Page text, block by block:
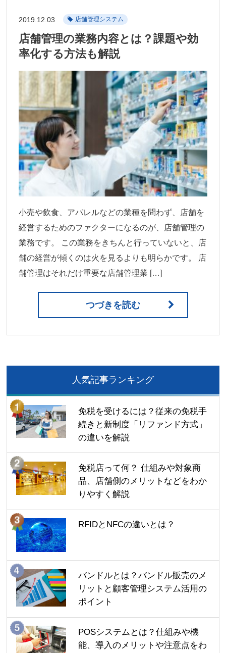
2019.12.03 店舗管理システム
店舗管理の業務内容とは？課題や効
率化する方法も解説
小売や飲食、アパレルなどの業種を問わず、店舗を
経営するためのファクターになるのが、店舗管理の
業務です。 この業務をきちんと行っていないと、店
舗の経営が傾くのは火を見るよりも明らかです。 店
舗管理はそれだけ重要な店舗管理業 […]
つづきを読む
人気記事ランキング
免税を受けるには？従来の免税手
続きと新制度「リファンド方式」
の違いを解説
免税店って何？ 仕組みや対象商
品、店舗側のメリットなどをわか
りやすく解説
RFIDとNFCの違いとは？
バンドルとは？バンドル販売のメ
リットと顧客管理システム活用の
ポイント
POSシステムとは？仕組みや機
能、導入のメリットや注意点をわ